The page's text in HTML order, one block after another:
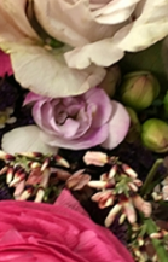
HOCHZEIT